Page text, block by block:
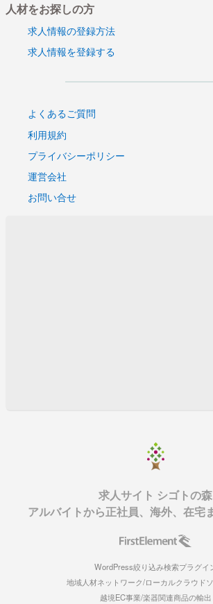
人材をお探しの方
求人情報の登録方法
求人情報を登録する
よくあるご質問
利用規約
プライバシーポリシー
運営会社
お問い合せ
求人サイト シゴトの森
アルバイトから正社員、海外、在宅
WordPress絞り込み検索プラグイ
地域人材ネットワーク/ローカルクラウド
越境EC事業/楽器関連商品の輸出